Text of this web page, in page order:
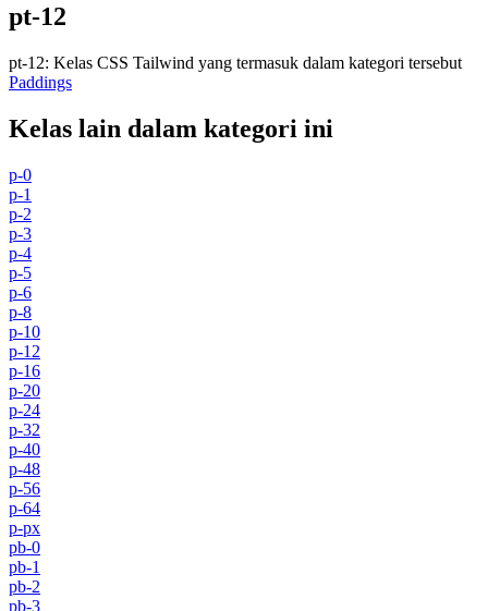
pt-12
pt-12: Kelas CSS Tailwind yang termasuk dalam kategori tersebut
Paddings
Kelas lain dalam kategori ini
p-0
p-1
p-2
p-3
p-4
p-5
p-6
p-8
p-10
p-12
p-16
p-20
p-24
p-32
p-40
p-48
p-56
p-64
p-px
pb-0
pb-1
pb-2
pb-3